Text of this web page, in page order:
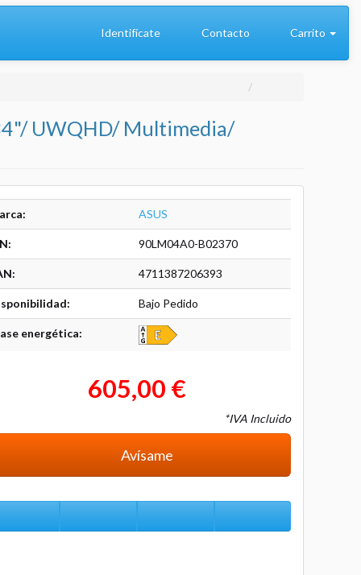
Identifícate Contacto Carrito
UWQHD/ Multimedia/
ASUS
90LM04A0-B02370
4711387206393
Bajo Pedido
energética:
605,00 €
*IVA Incluido
Avísame